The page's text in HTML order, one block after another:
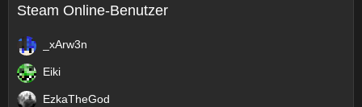
Steam Online-Benutzer
_xArw3n
Eiki
EzkaTheGod